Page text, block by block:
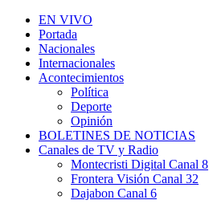
EN VIVO
Portada
Nacionales
Internacionales
Acontecimientos
Política
Deporte
Opinión
BOLETINES DE NOTICIAS
Canales de TV y Radio
Montecristi Digital Canal 8
Frontera Visión Canal 32
Dajabon Canal 6